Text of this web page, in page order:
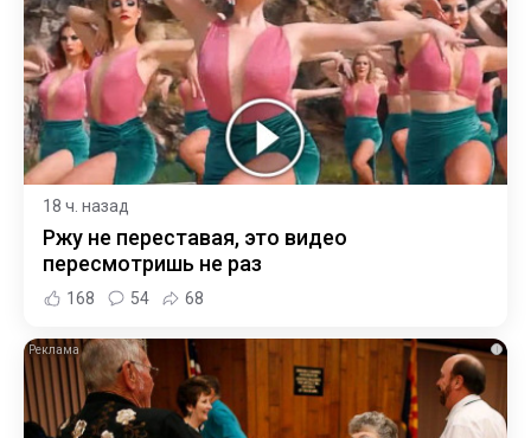
18 ч. назад
Ржу не переставая, это видео
пересмотришь не раз
168 54 68
i